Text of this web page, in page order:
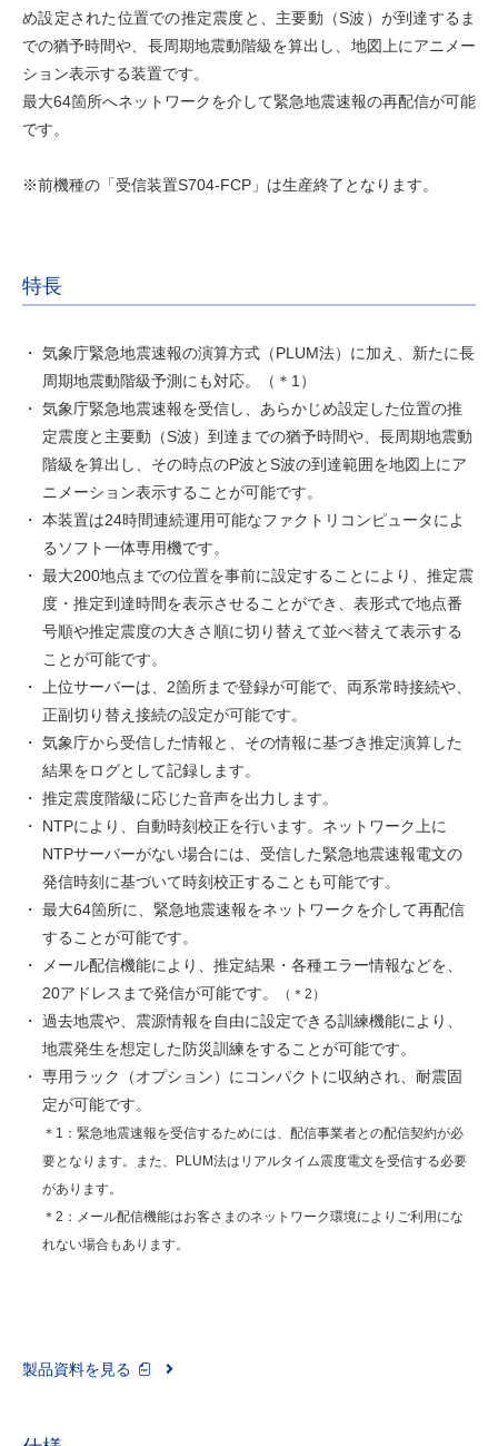
め設定された位置での推定震度と、主要動（S波）が到達するま
での猶予時間や、長周期地震動階級を算出し、地図上にアニメー
ション表示する装置です。
最大64箇所へネットワークを介して緊急地震速報の再配信が可能
です。
※前機種の「受信装置S704-FCP」は生産終了となります。
特長
気象庁緊急地震速報の演算方式（PLUM法）に加え、新たに長
周期地震動階級予測にも対応。
（＊1）
気象庁緊急地震速報を受信し、あらかじめ設定した位置の推
定震度と主要動（S波）到達までの猶予時間や、長周期地震動
階級を算出し、その時点のP波とS波の到達範囲を地図上にア
ニメーション表示することが可能です。
本装置は24時間連続運用可能なファクトリコンピュータによ
るソフト一体専用機です。
最大200地点までの位置を事前に設定することにより、推定震
度・推定到達時間を表示させることができ、表形式で地点番
号順や推定震度の大きさ順に切り替えて並べ替えて表示する
ことが可能です。
上位サーバーは、2箇所まで登録が可能で、両系常時接続や、
正副切り替え接続の設定が可能です。
気象庁から受信した情報と、その情報に基づき推定演算した
結果をログとして記録します。
推定震度階級に応じた音声を出力します。
NTPにより、自動時刻校正を行います。ネットワーク上に
NTPサーバーがない場合には、受信した緊急地震速報電文の
発信時刻に基づいて時刻校正することも可能です。
最大64箇所に、緊急地震速報をネットワークを介して再配信
することが可能です。
メール配信機能により、推定結果・各種エラー情報などを、
20アドレスまで発信が可能です。
（＊2）
過去地震や、震源情報を自由に設定できる訓練機能により、
地震発生を想定した防災訓練をすることが可能です。
専用ラック（オプション）にコンパクトに収納され、耐震固
定が可能です。
＊1：緊急地震速報を受信するためには、配信事業者との配信契約が必
要となります。また、PLUM法はリアルタイム震度電文を受信する必要
があります。
＊2：メール配信機能はお客さまのネットワーク環境によりご利用にな
れない場合もあります。
製品資料を見る